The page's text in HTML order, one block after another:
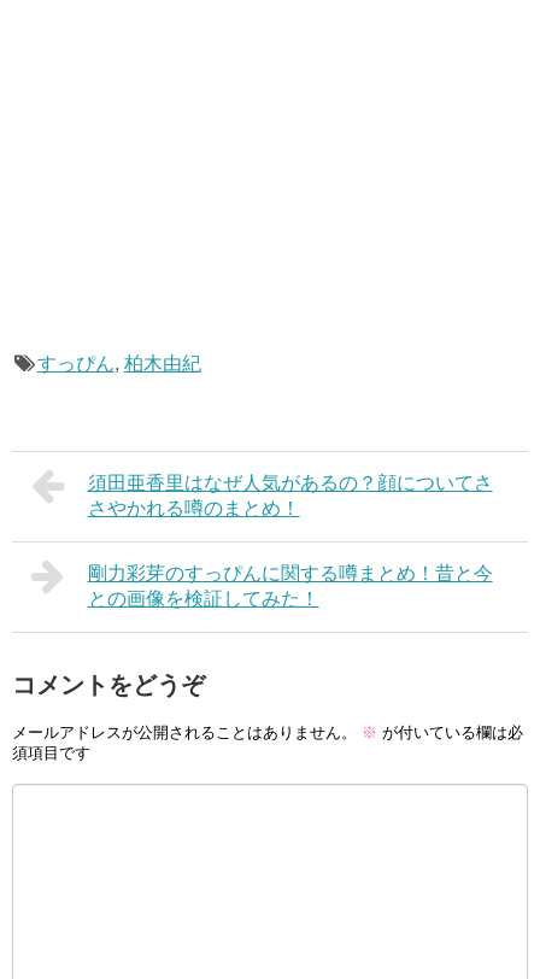
すっぴん, 柏木由紀
須田亜香里はなぜ人気があるの？顔についてさ
さやかれる噂のまとめ！
剛力彩芽のすっぴんに関する噂まとめ！昔と今
との画像を検証してみた！
コメントをどうぞ
メールアドレスが公開されることはありません。 ※ が付いている欄は必
須項目です